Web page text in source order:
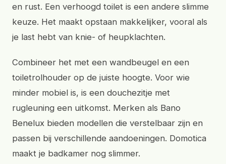
en rust. Een verhoogd toilet is een andere slimme
keuze. Het maakt opstaan makkelijker, vooral als
je last hebt van knie- of heupklachten.
Combineer het met een wandbeugel en een
toiletrolhouder op de juiste hoogte. Voor wie
minder mobiel is, is een douchezitje met
rugleuning een uitkomst. Merken als Bano
Benelux bieden modellen die verstelbaar zijn en
passen bij verschillende aandoeningen. Domotica
maakt je badkamer nog slimmer.